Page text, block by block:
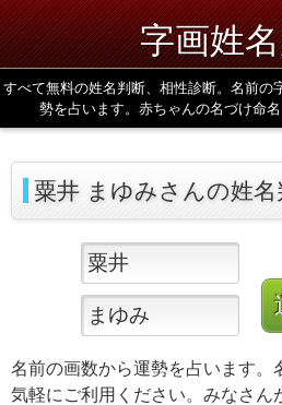
字画姓
すべて無料の姓名判断、相性診断。名前の
勢を占います。赤ちゃんの名づけ命
粟井 まゆみさんの姓
名前の画数から運勢を占います。
気軽にご利用ください。みなさん